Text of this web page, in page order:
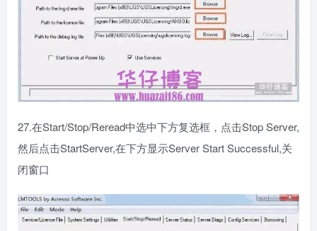
27.在Start/Stop/Reread中选中下方复选框，点击Stop Server,
然后点击StartServer,在下方显示Server Start Successful,关
闭窗口